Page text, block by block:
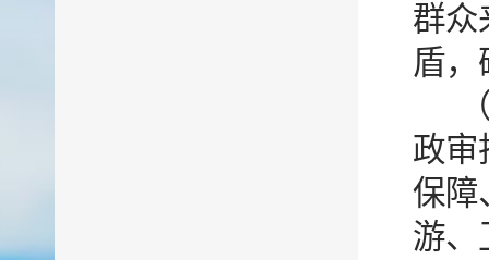
群众
盾，
政审
保障
游、